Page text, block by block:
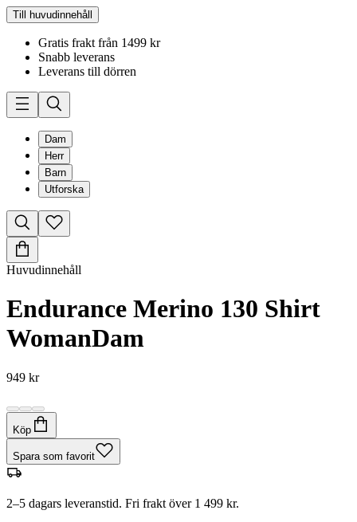
Till huvudinnehåll
Gratis frakt från 1499 kr
Snabb leverans
Leverans till dörren
Dam
Herr
Barn
Utforska
Huvudinnehåll
Endurance Merino 130 Shirt
WomanDam
949 kr
Köp
Spara som favorit
2–5 dagars leveranstid. Fri frakt över 1 499 kr.